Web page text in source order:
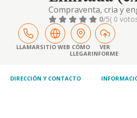
Compraventa, cria y
explotacion de granjas
actividades agricolas y
0/5( 0
LLAMARSITIO WEB CÓMO
LLEGAR
VER
INFORME
DIRECCIÓN Y CONTACTO